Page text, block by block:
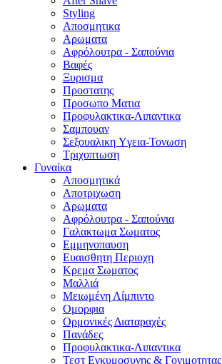
Styling
Αποσμητικα
Αρωματα
Αφρόλουτρα - Σαπούνια
Βαφές
Ξυρισμα
Προστατης
Προσωπο Ματια
Προφυλακτικα-Λιπαντικα
Σαμπουαν
Σεξουαλικη Yγεια-Τονωση
Τριχοπτωση
Γυναίκα
Αποσμητικά
Αποτριχωση
Αρωματα
Αφρόλουτρα - Σαπούνια
Γαλακτωμα Σωματος
Εμμηνοπαυση
Ευαισθητη Περιοχη
Κρεμα Σωματος
Μαλλιά
Μειωμένη Λίμπιντο
Ομορφια
Ορμονικές Διαταραχές
Πανάδες
Προφυλακτικα-Λιπαντικα
Τεστ Εγκυμοσυνης & Γονιμοτητας